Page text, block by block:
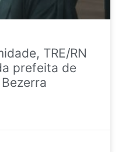
TRE/RN
prefeita de